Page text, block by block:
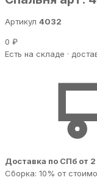
Артикул 4032
0 ₽
Есть на складе ·
Доставка по СПб от
Сборка: 10% от